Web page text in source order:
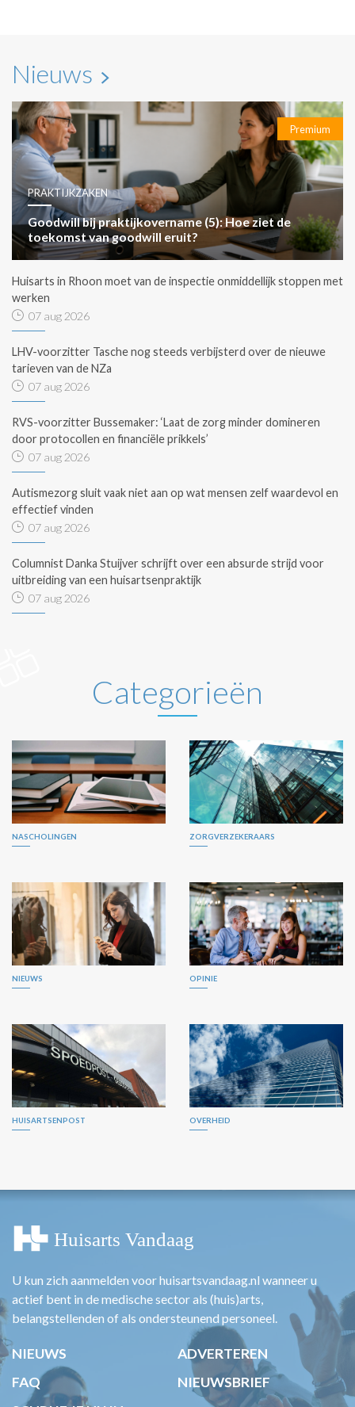
Nieuws
Premium
PRAKTIJKZAKEN
Goodwill bij praktijkovername (5): Hoe ziet de
toekomst van goodwill eruit?
Huisarts in Rhoon moet van de inspectie onmiddellijk stoppen met
werken
07 aug 2026
LHV-voorzitter Tasche nog steeds verbijsterd over de nieuwe
tarieven van de NZa
07 aug 2026
RVS-voorzitter Bussemaker: ‘Laat de zorg minder domineren
door protocollen en financiële prikkels’
07 aug 2026
Autismezorg sluit vaak niet aan op wat mensen zelf waardevol en
effectief vinden
07 aug 2026
Columnist Danka Stuijver schrijft over een absurde strijd voor
uitbreiding van een huisartsenpraktijk
07 aug 2026
Categorieën
NASCHOLINGEN ZORGVERZEKERAARS
NIEUWS OPINIE
HUISARTSENPOST OVERHEID
U kun zich aanmelden voor huisartsvandaag.nl wanneer u
actief bent in de medische sector als (huis)arts,
belangstellenden of als ondersteunend personeel.
NIEUWS
ADVERTEREN
FAQ
NIEUWSBRIEF